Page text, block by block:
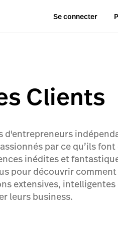
Se connecter
Clients
d'entrepreneurs
par ce qu’ils font
inédites et
pour découvrir comment
extensives, intelligentes
leurs business.